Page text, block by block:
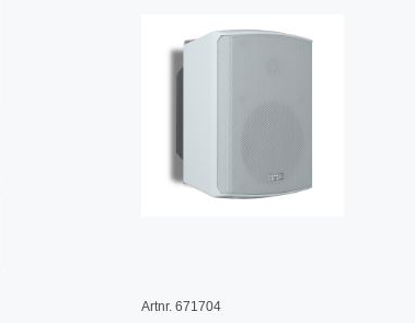
Artnr. 671704